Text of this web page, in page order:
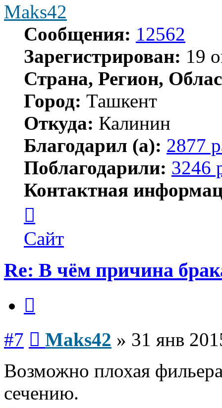
Maks42
Сообщения: 12562
Зарегистрирован: 19
Страна, Регион,
Город: Ташкент
Откуда: Калинин
Благодарил (а): 2877
Поблагодарили: 3246
Контактная
пользователя
Maks42
Сайт
Re: В чём причина
#7 Maks42 » 31 янв
Возможно плохая
сечению.